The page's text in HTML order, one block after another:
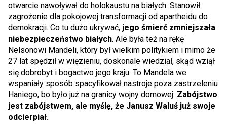
otwarcie nawoływał do holokaustu na białych. Stanowił
zagrożenie dla pokojowej transformacji od apartheidu do
demokracji. Co tu dużo ukrywać, jego śmierć zmniejszała
niebezpieczeństwo białych. Ale była też na rękę
Nelsonowi Mandeli, który był wielkim politykiem i mimo że
27 lat spędził w więzieniu, doskonale wiedział, skąd wziął
się dobrobyt i bogactwo jego kraju. To Mandela we
wspaniały sposób spacyfikował nastroje poza zastrzeleniu
Haniego, bo było już na granicy wojny domowej. Zabójstwo
jest zabójstwem, ale myślę, że Janusz Waluś już swoje
odcierpiał.